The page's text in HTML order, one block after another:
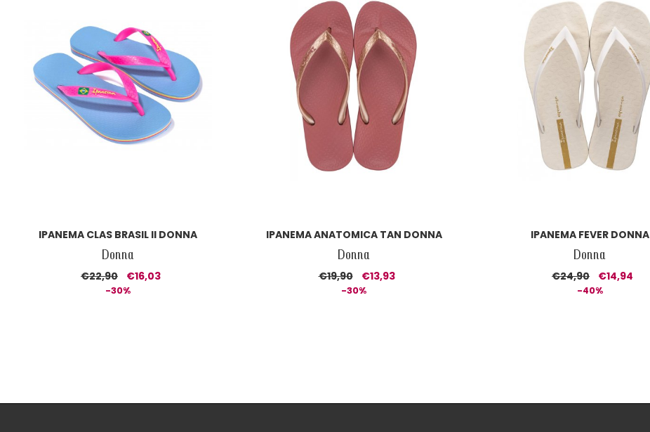
IPANEMA CLAS BRASIL II DONNA
Donna
€22,90 €16,03
-30%
IPANEMA ANATOMICA TAN DONNA
Donna
€19,90 €13,93
-30%
IPANEMA FEVER DONNA
Donna
€24,90 €14,94
-40%